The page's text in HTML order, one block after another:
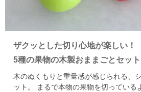
ザクッとした切り心地が楽しい！
5種の果物の木製おままごとセット
木のぬくもりと重量感が感じられる、
ット。
まるで本物の果物を切っている